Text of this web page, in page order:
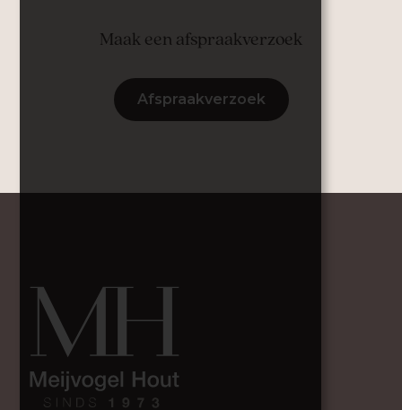
Maak een afspraakverzoek
Afspraakverzoek